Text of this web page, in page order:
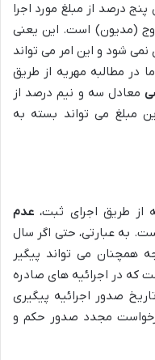
پنج درصد از مبلغ مورد اجرا
(مدیون) است. این یعنی
شود و این امر می تواند
در مطالبه مهریه از طریق
معادل سه و نیم درصد از
مبلغ می تواند بسته به
از طریق اجرای ثبت، عدم
به عبارتی، حتی اگر سال
همچنان می تواند پیگیر
که در اجرائیه های صادره
صدور اجرائیه پیگیری
درخواست مجدد صدور حکم و